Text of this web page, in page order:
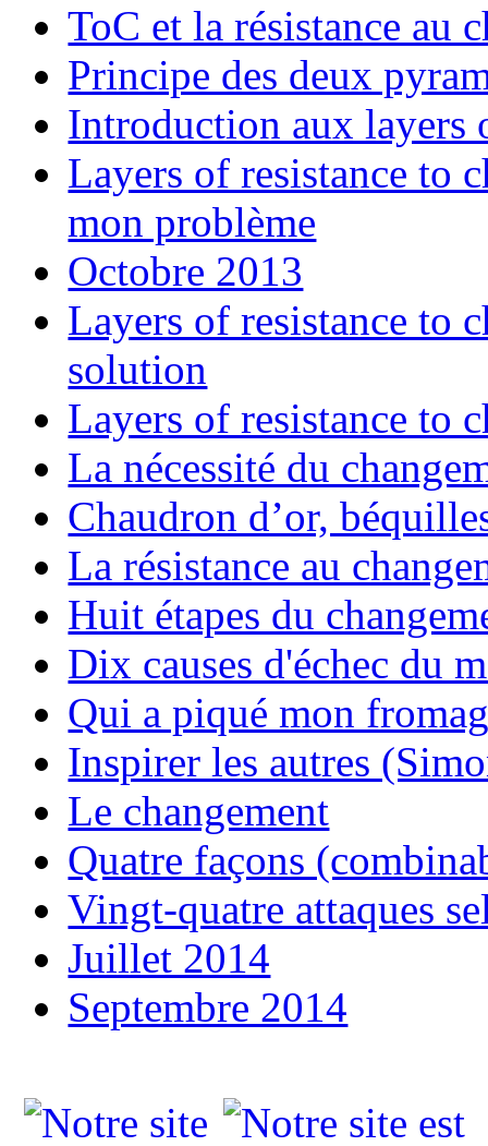
ToC et la résistance au
Principe des deux
Introduction aux layers
Layers of resistance to
mon problème
Octobre 2013
Layers of resistance to
solution
Layers of resistance to
La nécessité du
Chaudron d’or,
La résistance au
Huit étapes du
Dix causes d'échec du
Qui a piqué mon
Inspirer les autres
Le changement
Quatre façons
Vingt-quatre attaques
Juillet 2014
Septembre 2014